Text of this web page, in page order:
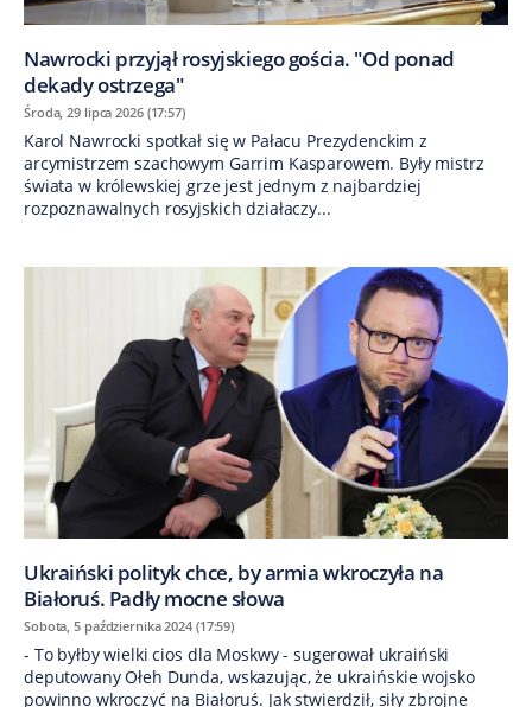
Nawrocki przyjął rosyjskiego gościa. "Od ponad
dekady ostrzega"
Środa, 29 lipca 2026 (17:57)
Karol Nawrocki spotkał się w Pałacu Prezydenckim z
arcymistrzem szachowym Garrim Kasparowem. Były mistrz
świata w królewskiej grze jest jednym z najbardziej
rozpoznawalnych rosyjskich działaczy...
Ukraiński polityk chce, by armia wkroczyła na
Białoruś. Padły mocne słowa
Sobota, 5 października 2024 (17:59)
- To byłby wielki cios dla Moskwy - sugerował ukraiński
deputowany Ołeh Dunda, wskazując, że ukraińskie wojsko
powinno wkroczyć na Białoruś. Jak stwierdził, siły zbrojne